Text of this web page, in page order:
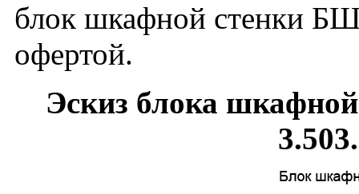
блок шкафной стенки
офертой.
Эскиз блока